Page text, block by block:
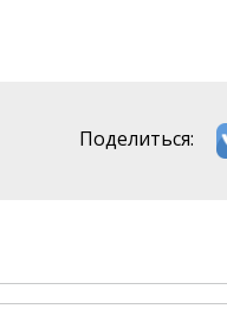
Поделиться: